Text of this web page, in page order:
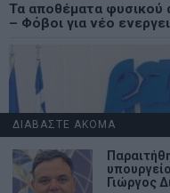
Τα αποθέματα φυσικού
– Φόβοι για νέο
ΔΙΑΒΑΣΤΕ ΑΚΟΜΑ
Γιώργος